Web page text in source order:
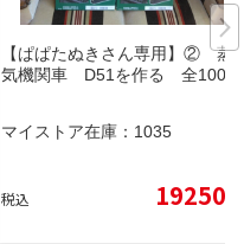
【ぱぱたぬきさん専用】② 蒸
気機関車 D51を作る 全100巻
マイストア在庫： 1035
税込 19250